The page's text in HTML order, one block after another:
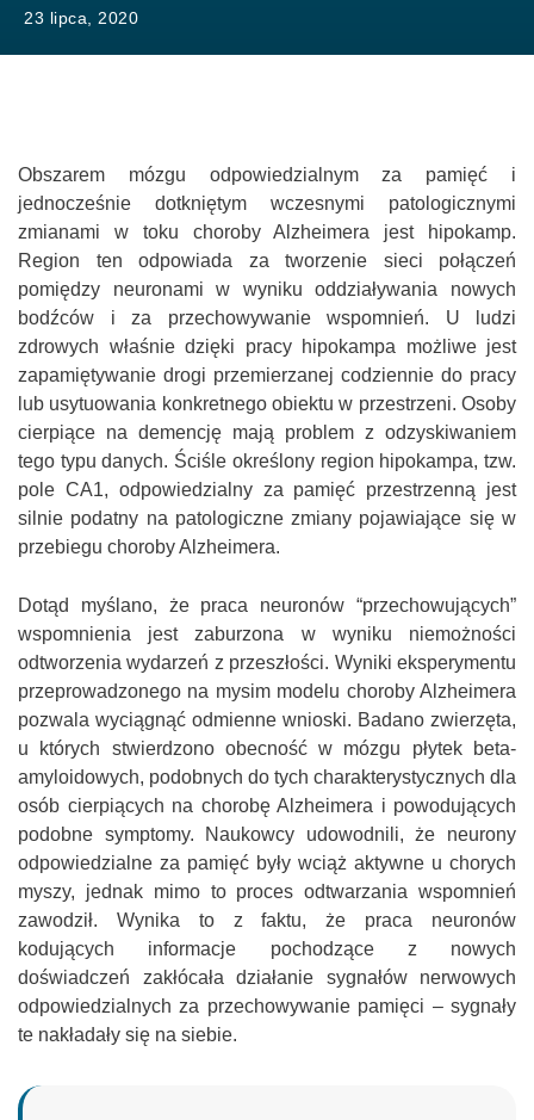
23 lipca, 2020
Obszarem mózgu odpowiedzialnym za pamięć i
jednocześnie dotkniętym wczesnymi patologicznymi
zmianami w toku choroby Alzheimera jest hipokamp.
Region ten odpowiada za tworzenie sieci połączeń
pomiędzy neuronami w wyniku oddziaływania nowych
bodźców i za przechowywanie wspomnień. U ludzi
zdrowych właśnie dzięki pracy hipokampa możliwe jest
zapamiętywanie drogi przemierzanej codziennie do pracy
lub usytuowania konkretnego obiektu w przestrzeni. Osoby
cierpiące na demencję mają problem z odzyskiwaniem
tego typu danych. Ściśle określony region hipokampa, tzw.
pole CA1, odpowiedzialny za pamięć przestrzenną jest
silnie podatny na patologiczne zmiany pojawiające się w
przebiegu choroby Alzheimera.
Dotąd myślano, że praca neuronów “przechowujących”
wspomnienia jest zaburzona w wyniku niemożności
odtworzenia wydarzeń z przeszłości. Wyniki eksperymentu
przeprowadzonego na mysim modelu choroby Alzheimera
pozwala wyciągnąć odmienne wnioski. Badano zwierzęta,
u których stwierdzono obecność w mózgu płytek beta-
amyloidowych, podobnych do tych charakterystycznych dla
osób cierpiących na chorobę Alzheimera i powodujących
podobne symptomy. Naukowcy udowodnili, że neurony
odpowiedzialne za pamięć były wciąż aktywne u chorych
myszy, jednak mimo to proces odtwarzania wspomnień
zawodził. Wynika to z faktu, że praca neuronów
kodujących informacje pochodzące z nowych
doświadczeń zakłócała działanie sygnałów nerwowych
odpowiedzialnych za przechowywanie pamięci – sygnały
te nakładały się na siebie.